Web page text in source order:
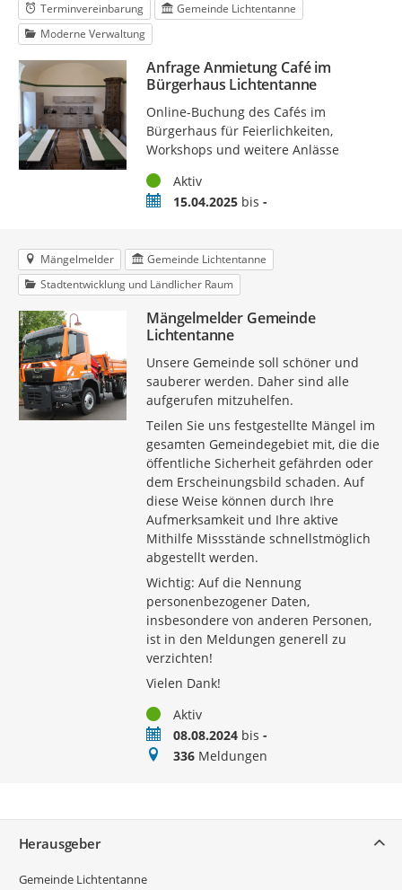
Terminvereinbarung
Gemeinde Lichtentanne
Moderne Verwaltung
Anfrage Anmietung Café im
Bürgerhaus Lichtentanne
Online-Buchung des Cafés im
Bürgerhaus für Feierlichkeiten,
Workshops und weitere Anlässe
StatusAktiv
Zeitraum15.04.2025bis -
Mängelmelder
Gemeinde Lichtentanne
Stadtentwicklung und Ländlicher Raum
Mängelmelder Gemeinde
Lichtentanne
Unsere Gemeinde soll schöner und
sauberer werden. Daher sind alle
aufgerufen mitzuhelfen.
Teilen Sie uns festgestellte Mängel im
gesamten Gemeindegebiet mit, die die
öffentliche Sicherheit gefährden oder
dem Erscheinungsbild schaden. Auf
diese Weise können durch Ihre
Aufmerksamkeit und Ihre aktive
Mithilfe Missstände schnellstmöglich
abgestellt werden.
Wichtig: Auf die Nennung
personenbezogener Daten,
insbesondere von anderen Personen,
ist in den Meldungen generell zu
verzichten!
Vielen Dank!
StatusAktiv
Zeitraum08.08.2024bis -
Meldungen
336Meldungen
Herausgeber
Gemeinde Lichtentanne